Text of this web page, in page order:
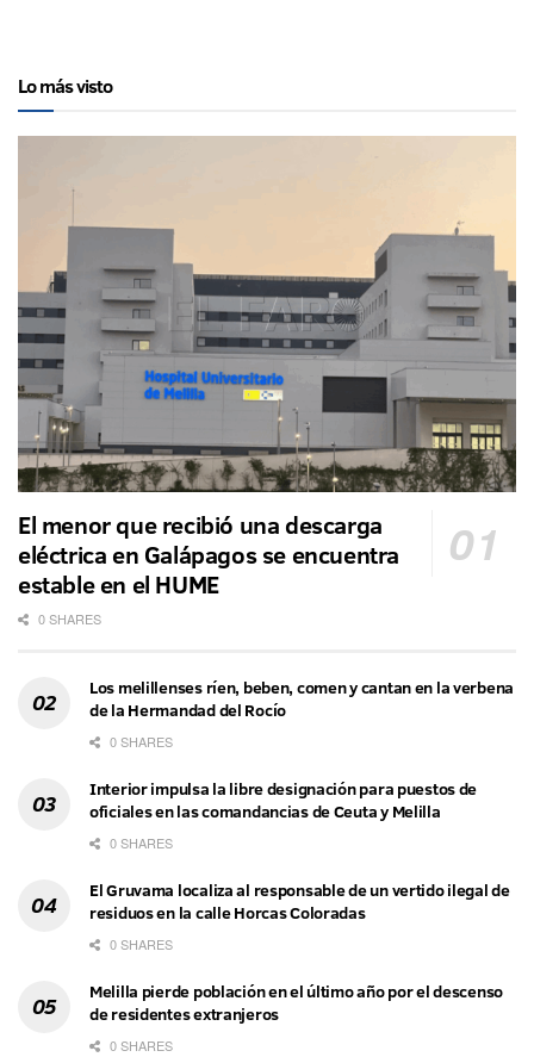
Lo más visto
El menor que recibió una descarga
eléctrica en Galápagos se encuentra
estable en el HUME
0 SHARES
Los melillenses ríen, beben, comen y cantan en la verbena
de la Hermandad del Rocío
0 SHARES
Interior impulsa la libre designación para puestos de
oficiales en las comandancias de Ceuta y Melilla
0 SHARES
El Gruvama localiza al responsable de un vertido ilegal de
residuos en la calle Horcas Coloradas
0 SHARES
Melilla pierde población en el último año por el descenso
de residentes extranjeros
0 SHARES